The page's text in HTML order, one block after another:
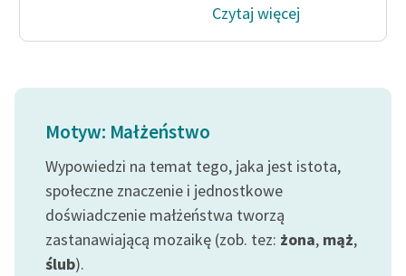
Ręce pełne poezji
twórców przechodzących
lektur szkolnych oraz
Starego Testamentu
Odkurzamy bohaterów
Szkoła Poezji Wolnych
Lektur
Czytaj więcej
Motyw: Małżeństwo
Wypowiedzi na temat tego, jaka jest istota,
społeczne znaczenie i jednostkowe
doświadczenie małżeństwa tworzą
zastanawiającą mozaikę (zob. tez: żona, mąż,
ślub).